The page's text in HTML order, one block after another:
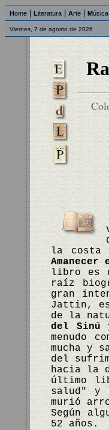
Home Literatura Arte Música
Viernes, 7 de agosto de 2026
la costa
libro es
raíz
gran
Jattin,
de la
del Sinú
menudo
mucha y
del
hacia la
último
salud" y
murió
Según
52 años.